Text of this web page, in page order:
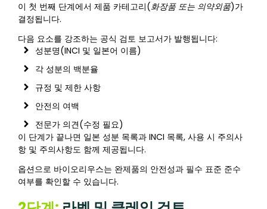
이 첫 번째 단계에서 제품 카테고리(화장품 또는 의약외품)가
결정됩니다.
다음 요소를 강조하는 공식 검토 보고서가 발행됩니다:
성분명(INCI 및 일본어 이름)
각 성분의 백분율
규정 및 제한 사항
안전의 여백
전문가 의견(수정 필요)
이 단계가 끝나면 일본 성분 목록과 INCI 목록, 사용 시 주의사
항 및 주의사항도 함께 제공됩니다.
옵션으로 바이오리우스는 완제품의 안전성과 필수 표준 준수
여부를 확인할 수 있습니다.